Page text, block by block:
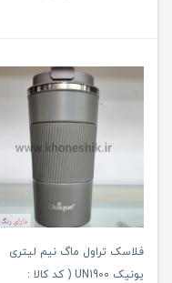
فلاسک تراول ماگ نیم لیتری
یونیک UN1900 ( کد کالا :